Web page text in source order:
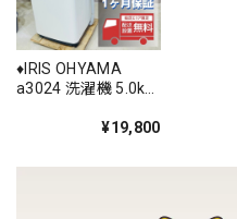
♦️IRIS OHYAMA
a3024 洗濯機 5.0kg
¥19,800